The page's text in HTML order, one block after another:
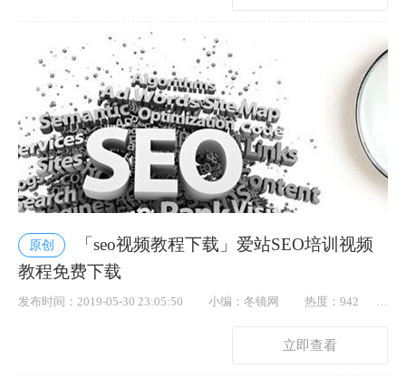
原创
「seo视频教程下载」爱站SEO培训视频
教程免费下载
发布时间：2019-05-30 23:05:50 小编：冬镜网
热度：942
立即查看